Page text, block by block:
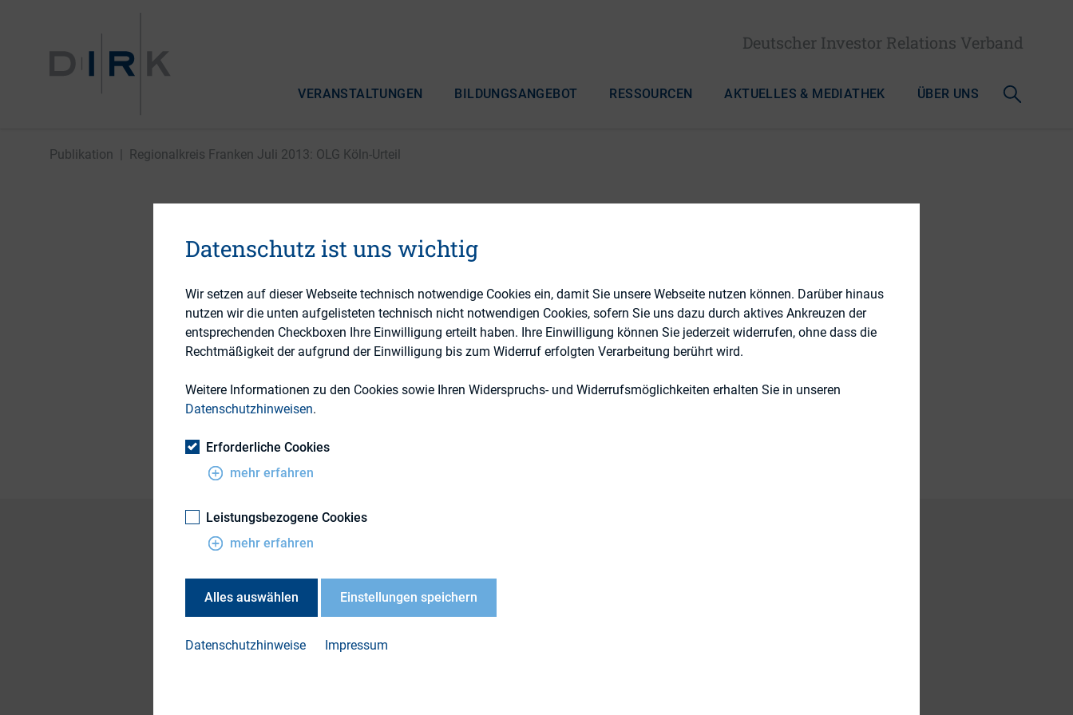
Deutscher Investor Relations Verband
VERANSTALTUNGEN BILDUNGSANGEBOT RESSOURCEN AKTUELLES & MEDIATHEK ÜBER UNS
Publikation Regionalkreis Franken Juli 2013: OLG Köln-Urteil
Regionalkreis Franken Juli 2013: OLG
Köln-Urteil
25. November 2013
Publikationsform
OLG Köln-Urteil
Datenschutz ist uns wichtig
Wir setzen auf dieser Webseite technisch notwendige Cookies ein, damit Sie unsere Webseite nutzen können. Darüber hinaus
nutzen wir die unten aufgelisteten technisch nicht notwendigen Cookies, sofern Sie uns dazu durch aktives Ankreuzen der
entsprechenden Checkboxen Ihre Einwilligung erteilt haben. Ihre Einwilligung können Sie jederzeit widerrufen, ohne dass die
Rechtmäßigkeit der aufgrund der Einwilligung bis zum Widerruf erfolgten Verarbeitung berührt wird.
Weitere Informationen zu den Cookies sowie Ihren Widerspruchs- und Widerrufsmöglichkeiten erhalten Sie in unseren
Datenschutzhinweisen.
Erforderliche Cookies
mehr erfahren
Leistungsbezogene Cookies
mehr erfahren
Alles auswählen Einstellungen speichern
Datenschutzhinweise Impressum